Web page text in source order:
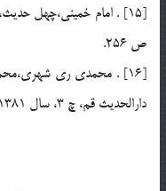
ص 256.
[16] . محمدي ري
دارالحديث قم، چ 3، سال 1381، ج 8،.